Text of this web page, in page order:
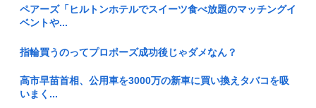
に逆...
生 患者...
厚生労働省「熊本の被災した世帯にはなんと生活資金【10万
円】を無...
ペアーズ「ヒルトンホテルでスイーツ食べ放題のマッチングイ
ベントや...
指輪買うのってプロポーズ成功後じゃダメなん？
高市早苗首相、公用車を3000万の新車に買い換えタバコを吸
いまく...